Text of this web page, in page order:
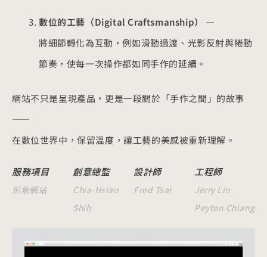
服務項目
形象網站
創意總監
Chia-Hsiao
Shih
設計師
Fred Tsai
工程師
Jerry Lin
Peyton Chiang
數位的工藝（Digital Craftsmanship）
—
將細節轉化為互動，例如滑動過渡、光影反射與捲動
節奏，使每一次操作都如同手作的延續。
網站不只是呈現產品，更是一段關於「手作之間」的故事
——
在數位世界中，保留溫度，讓工藝的美感被重新理解。